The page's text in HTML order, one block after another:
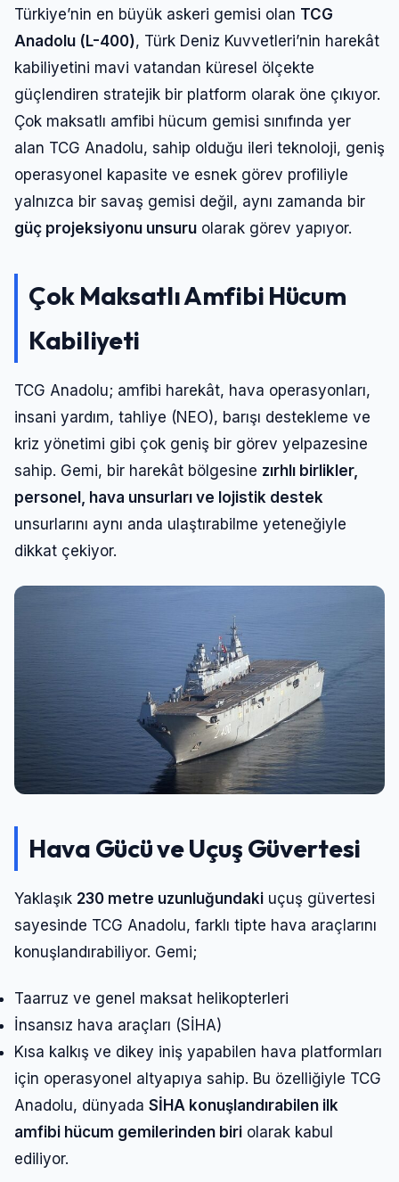
Türkiye’nin en büyük askeri gemisi olan TCG
Anadolu (L-400), Türk Deniz Kuvvetleri’nin harekât
kabiliyetini mavi vatandan küresel ölçekte
güçlendiren stratejik bir platform olarak öne çıkıyor.
Çok maksatlı amfibi hücum gemisi sınıfında yer
alan TCG Anadolu, sahip olduğu ileri teknoloji, geniş
operasyonel kapasite ve esnek görev profiliyle
yalnızca bir savaş gemisi değil, aynı zamanda bir
güç projeksiyonu unsuru olarak görev yapıyor.
Çok Maksatlı Amfibi Hücum
Kabiliyeti
TCG Anadolu; amfibi harekât, hava operasyonları,
insani yardım, tahliye (NEO), barışı destekleme ve
kriz yönetimi gibi çok geniş bir görev yelpazesine
sahip. Gemi, bir harekât bölgesine zırhlı birlikler,
personel, hava unsurları ve lojistik destek
unsurlarını aynı anda ulaştırabilme yeteneğiyle
dikkat çekiyor.
Hava Gücü ve Uçuş Güvertesi
Yaklaşık 230 metre uzunluğundaki uçuş güvertesi
sayesinde TCG Anadolu, farklı tipte hava araçlarını
konuşlandırabiliyor. Gemi;
Taarruz ve genel maksat helikopterleri
İnsansız hava araçları (SİHA)
Kısa kalkış ve dikey iniş yapabilen hava platformları
için operasyonel altyapıya sahip. Bu özelliğiyle TCG
Anadolu, dünyada SİHA konuşlandırabilen ilk
amfibi hücum gemilerinden biri olarak kabul
ediliyor.